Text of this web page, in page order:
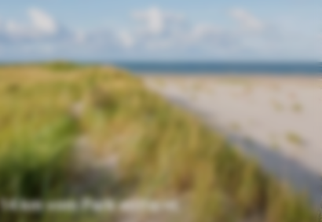
14 km vom Park entfernt